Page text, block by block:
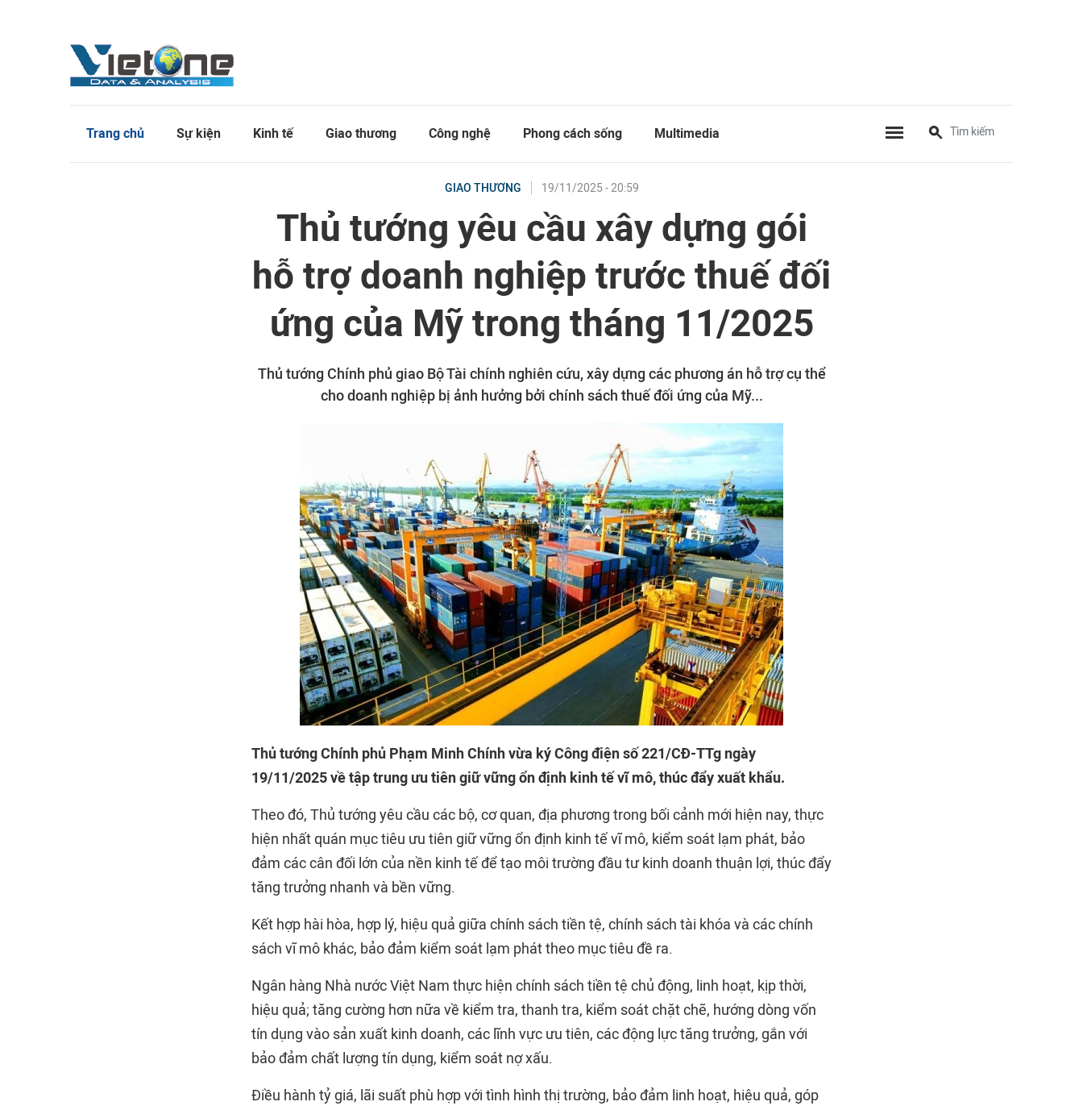
Trang chủ Sự kiện Kinh tế Giao thương Công nghệ Phong cách sống Multimedia
GIAO THƯƠNG 19/11/2025 - 20:59
Thủ tướng yêu cầu xây dựng gói
hỗ trợ doanh nghiệp trước thuế đối
ứng của Mỹ trong tháng 11/2025
Thủ tướng Chính phủ giao Bộ Tài chính nghiên cứu, xây dựng các phương án hỗ trợ cụ thể
cho doanh nghiệp bị ảnh hưởng bởi chính sách thuế đối ứng của Mỹ...
Thủ tướng Chính phủ Phạm Minh Chính vừa ký Công điện số 221/CĐ-TTg ngày
19/11/2025 về tập trung ưu tiên giữ vững ổn định kinh tế vĩ mô, thúc đẩy xuất khẩu.
Theo đó, Thủ tướng yêu cầu các bộ, cơ quan, địa phương trong bối cảnh mới hiện nay, thực
hiện nhất quán mục tiêu ưu tiên giữ vững ổn định kinh tế vĩ mô, kiểm soát lạm phát, bảo
đảm các cân đối lớn của nền kinh tế để tạo môi trường đầu tư kinh doanh thuận lợi, thúc đẩy
tăng trưởng nhanh và bền vững.
Kết hợp hài hòa, hợp lý, hiệu quả giữa chính sách tiền tệ, chính sách tài khóa và các chính
sách vĩ mô khác, bảo đảm kiểm soát lạm phát theo mục tiêu đề ra.
Ngân hàng Nhà nước Việt Nam thực hiện chính sách tiền tệ chủ động, linh hoạt, kịp thời,
hiệu quả; tăng cường hơn nữa về kiểm tra, thanh tra, kiểm soát chặt chẽ, hướng dòng vốn
tín dụng vào sản xuất kinh doanh, các lĩnh vực ưu tiên, các động lực tăng trưởng, gắn với
bảo đảm chất lượng tín dụng, kiểm soát nợ xấu.
Điều hành tỷ giá, lãi suất phù hợp với tình hình thị trường, bảo đảm linh hoạt, hiệu quả, góp